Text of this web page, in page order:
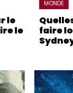
le
le
MONDE
faire